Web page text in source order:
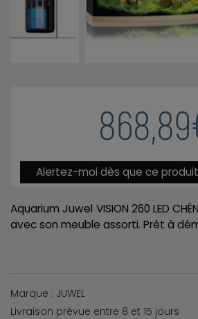
Alertez-moi dès que ce
Aquarium Juwel VISION 260 LED
avec son meuble assorti. Prêt à
Marque : JUWEL
Livraison prévue entre 8 et 15 jours